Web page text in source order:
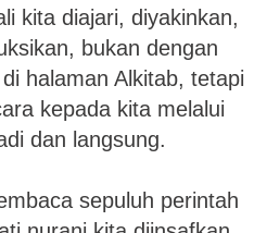
kita diajari, diyakinkan,
bukan dengan
halaman Alkitab, tetapi
kepada kita melalui
dan langsung.
sepuluh perintah